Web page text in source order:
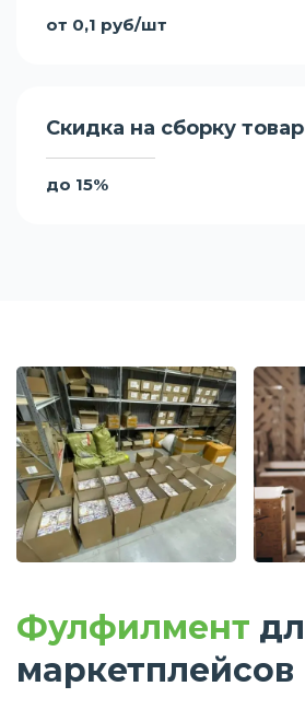
от 0,1 руб/шт
Скидка на сборку
до 15%
Фулфилмент
маркетплейсов